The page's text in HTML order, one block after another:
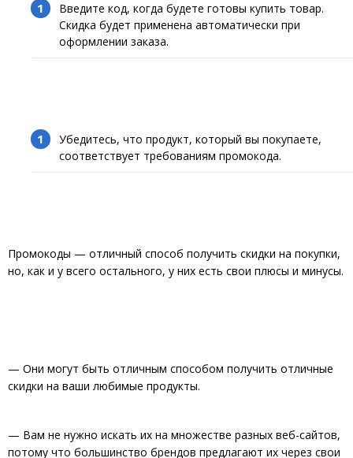
Введите код, когда будете готовы купить товар.
Скидка будет применена автоматически при
оформлении заказа.
Убедитесь, что продукт, который вы покупаете,
соответствует требованиям промокода.
Промокоды — отличный способ получить скидки на покупки,
но, как и у всего остального, у них есть свои плюсы и минусы.
— Они могут быть отличным способом получить отличные
скидки на ваши любимые продукты.
— Вам не нужно искать их на множестве разных веб-сайтов,
потому что большинство брендов предлагают их через свои